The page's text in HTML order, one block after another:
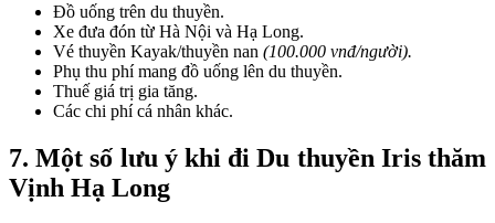
Đồ uống trên du thuyền.
Xe đưa đón từ Hà Nội và Hạ Long.
Vé thuyền Kayak/thuyền nan (100.000 vnđ/người).
Phụ thu phí mang đồ uống lên du thuyền.
Thuế giá trị gia tăng.
Các chi phí cá nhân khác.
7.Một số lưu ý khi đi Du thuyền Iris thăm
Vịnh Hạ Long